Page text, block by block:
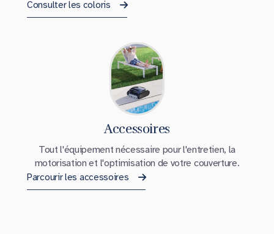
Consulter les coloris
Accessoires
Tout l'équipement nécessaire pour l'entretien, la
motorisation et l'optimisation de votre couverture.
Parcourir les accessoires